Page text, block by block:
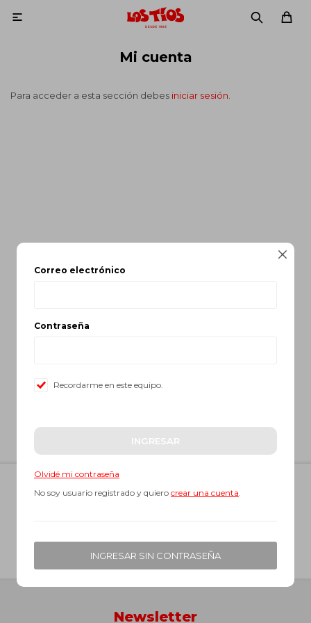

Correo electrónico
Contraseña
Recordarme en este equipo.
INGRESAR
Olvidé mi contraseña
No soy usuario registrado y quiero crear una cuenta.
INGRESAR SIN CONTRASEÑA

Mi cuenta
Para acceder a esta sección debes iniciar sesión
   
Newsletter